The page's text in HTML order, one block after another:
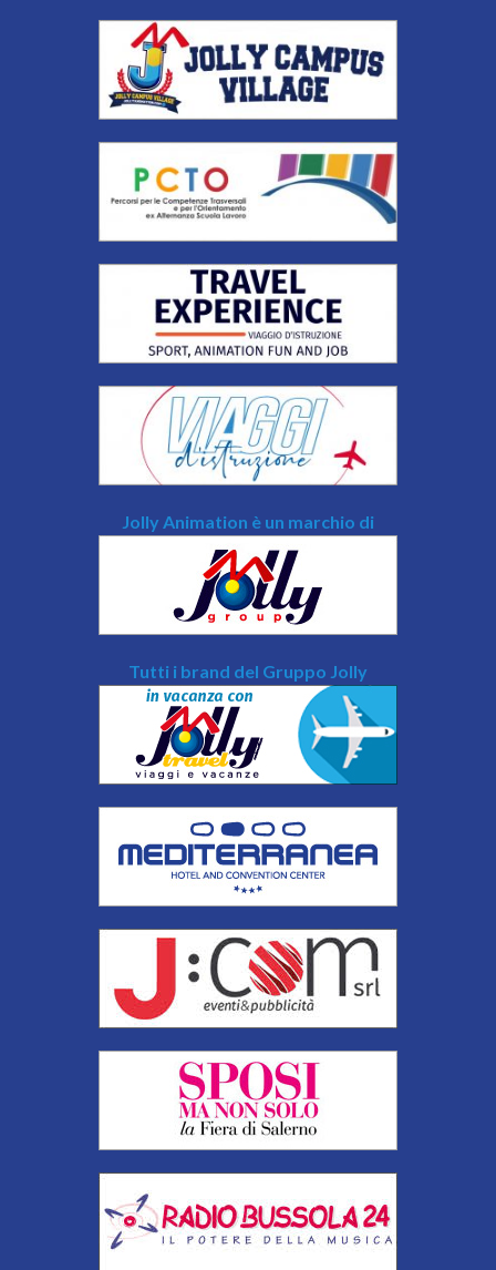
Jolly Animation è un marchio di
Tutti i brand del Gruppo Jolly